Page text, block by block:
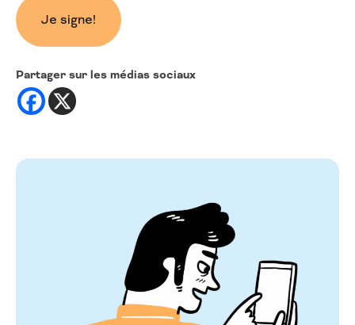
Partager sur les médias sociaux